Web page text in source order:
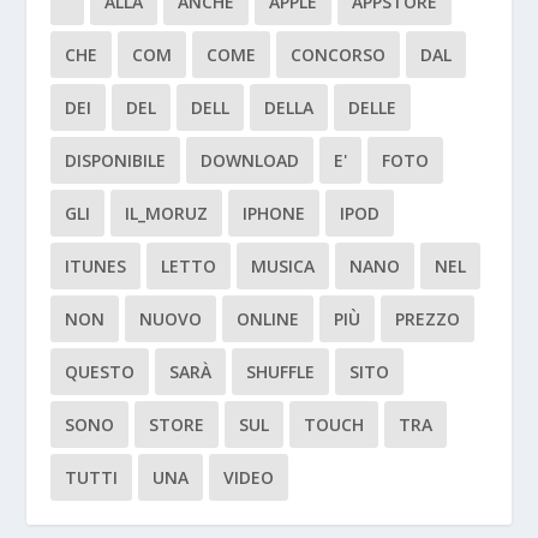
CHE COM COME CONCORSO DAL
DEI DEL DELL DELLA DELLE
DISPONIBILE DOWNLOAD E' FOTO
GLI IL_MORUZ IPHONE IPOD
ITUNES LETTO MUSICA NANO NEL
NON NUOVO ONLINE PIÙ PREZZO
QUESTO SARÀ SHUFFLE SITO
SONO STORE SUL TOUCH TRA
TUTTI UNA VIDEO